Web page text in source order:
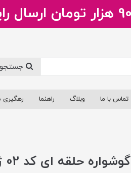
تماس با ما وبلاگ راهنما رهگیری
گوشواره حلقه ای کد 02 ژوپینگ